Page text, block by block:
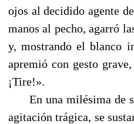
ojos al decidido agente
manos al pecho, agarró
y, mostrando el blanco
apremió con gesto
¡Tire!».
En una milésima de
agitación trágica, se